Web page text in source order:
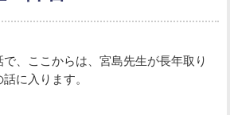
、ここからは、宮島先生が長年取り
に入ります。